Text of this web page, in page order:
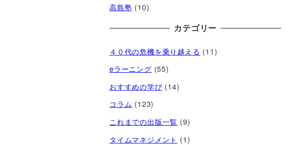
高島塾 (10)
カテゴリー
４０代の危機を乗り越える (11)
eラーニング (55)
おすすめの学び (14)
コラム (123)
これまでの出版一覧 (9)
タイムマネジメント (1)